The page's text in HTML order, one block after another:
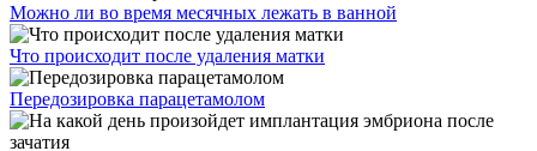
Можно ли во время месячных лежать в ванной
Что происходит после удаления матки
Передозировка парацетамолом